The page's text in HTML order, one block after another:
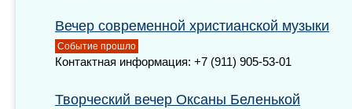
Вечер современной христианской музыки
Событие прошло
Контактная информация: +7 (911) 905-53-01
Творческий вечер Оксаны Беленькой